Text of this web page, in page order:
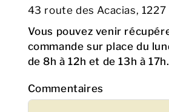
Vous pouvez venir
commande sur place du
de 8h à 12h et de 13h à 17h.
43 route des Acacias, 1227
Commentaires